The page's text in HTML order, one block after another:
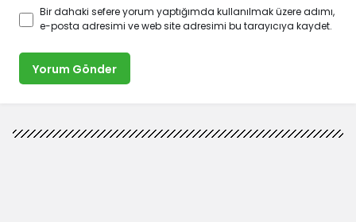
Bir dahaki sefere yorum yaptığımda kullanılmak üzere adımı,
e-posta adresimi ve web site adresimi bu tarayıcıya kaydet.
Yorum Gönder